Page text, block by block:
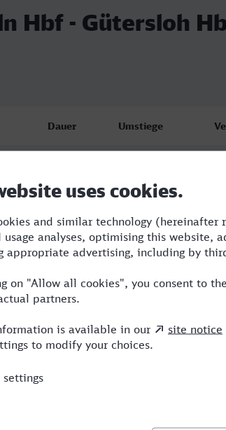
Hbf - Gütersloh
Dauer Umstiege
6:39 3
7:19 6